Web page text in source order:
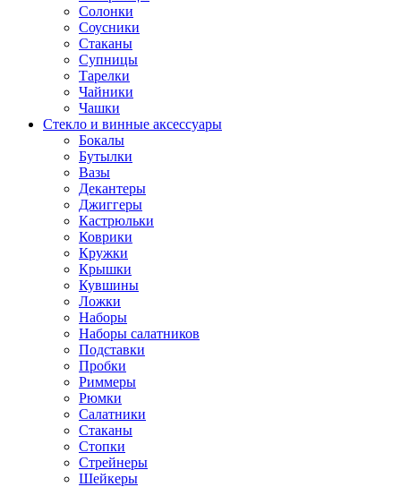
Солонки
Соусники
Стаканы
Супницы
Тарелки
Чайники
Чашки
Стекло и винные аксессуары
Бокалы
Бутылки
Вазы
Декантеры
Джиггеры
Кастрюльки
Коврики
Кружки
Крышки
Кувшины
Ложки
Наборы
Наборы салатников
Подставки
Пробки
Риммеры
Рюмки
Салатники
Стаканы
Стопки
Стрейнеры
Шейкеры